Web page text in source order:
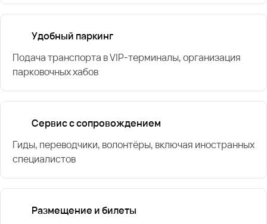
Удобный паркинг
Подача транспорта в VIP-терминалы, организация
парковочных хабов
Сервис с сопровождением
Гиды, переводчики, волонтёры, включая иностранных
специалистов
Размещение и билеты